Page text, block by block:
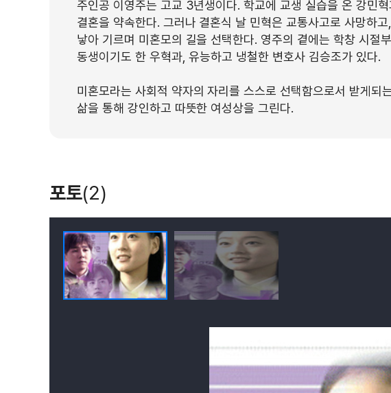
주인공 이영주는 고교 3년생이다. 학교에 교생 실습을 온 강민
결혼을 약속한다. 그러나 결혼식 날 민혁은 교통사고로 사망하
낳아 기르며 미혼모의 길을 선택한다. 영주의 곁에는 학창 시절
동생이기도 한 우혁과, 유능하고 냉철한 변호사 김승조가 있다.
미혼모라는 사회적 약자의 자리를 스스로 선택함으로서 받게되
삶을 통해 강인하고 따뜻한 여성상을 그린다.
포토(2)